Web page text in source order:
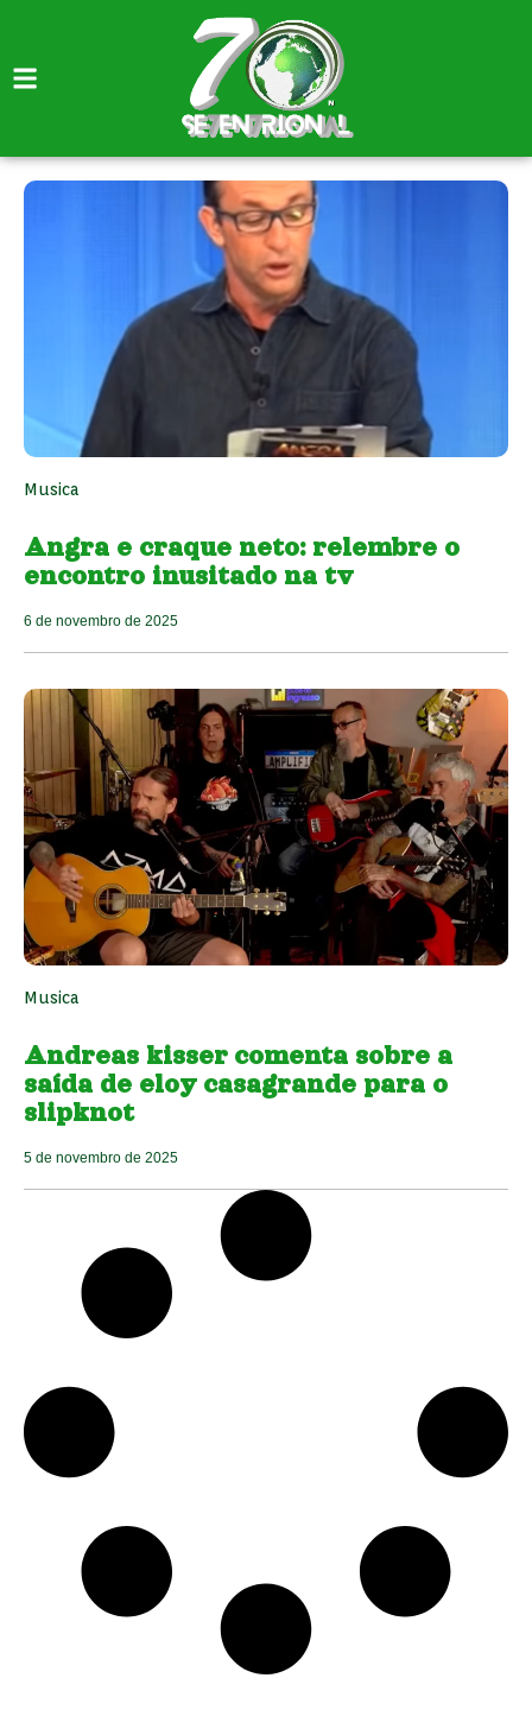
Musica
Angra e craque neto: relembre o
encontro inusitado na tv
6 de novembro de 2025
Musica
Andreas kisser comenta sobre a
saída de eloy casagrande para o
slipknot
5 de novembro de 2025